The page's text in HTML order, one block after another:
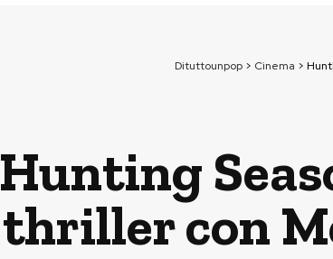
Dituttounpop> Cinema >
Hunting
thriller con